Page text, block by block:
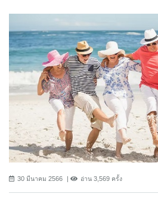
30 มีนาคม 2566 อ่าน 3,569 ครั้ง